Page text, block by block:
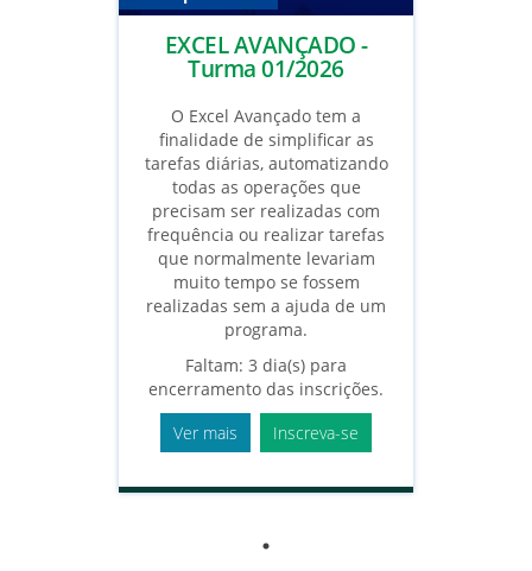
EXCEL AVANÇADO -
Turma 01/2026
O Excel Avançado tem a
finalidade de simplificar as
tarefas diárias, automatizando
todas as operações que
precisam ser realizadas com
frequência ou realizar tarefas
que normalmente levariam
muito tempo se fossem
realizadas sem a ajuda de um
programa.
Faltam: 3 dia(s) para
encerramento das inscrições.
Ver mais
Inscreva-se